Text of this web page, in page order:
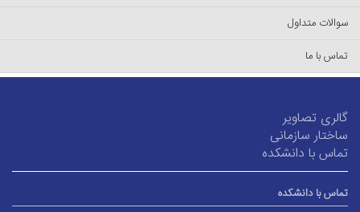
سوالات متداول
تماس با ما
گالری تصاویر
ساختار سازمانی
تماس با دانشکده
تماس با دانشکده